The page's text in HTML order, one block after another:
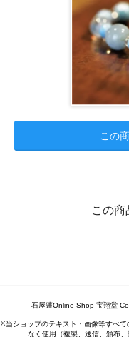
この
この
石屋蓮Online Shop 宝翔堂
※当ショップのテキスト・画像等すべ
なく使用（複製、送信、頒布